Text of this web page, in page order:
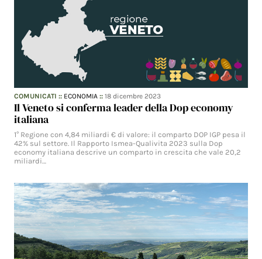
COMUNICATI :: ECONOMIA ::18 dicembre 2023
Il Veneto si conferma leader della Dop economy
italiana
1° Regione con 4,84 miliardi € di valore: il comparto DOP IGP pesa il
42% sul settore. Il Rapporto Ismea-Qualivita 2023 sulla Dop
economy italiana descrive un comparto in crescita che vale 20,2
miliardi…